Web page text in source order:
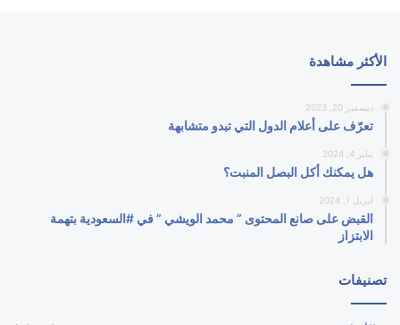
الأكثر مشاهدة
ديسمبر 20, 2023
تعرّف على أعلام الدول التي تبدو متشابهة
يناير 4, 2024
هل يمكنك أكل البصل المنبت؟
أبريل 1, 2024
القبض على صانع المحتوى ” محمد الويشي ” في #السعودية بتهمة
الابتزاز
تصنيفات